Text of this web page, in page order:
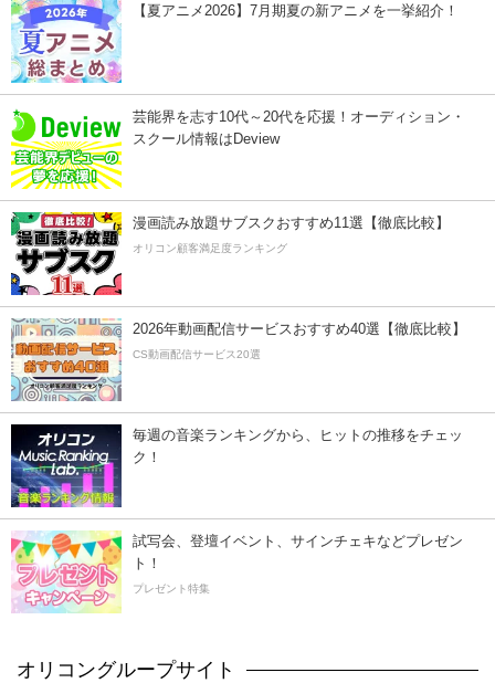
【夏アニメ2026】7月期夏の新アニメを一挙紹介！
芸能界を志す10代～20代を応援！オーディション・
スクール情報はDeview
漫画読み放題サブスクおすすめ11選【徹底比較】
オリコン顧客満足度ランキング
2026年動画配信サービスおすすめ40選【徹底比較】
CS動画配信サービス20選
毎週の音楽ランキングから、ヒットの推移をチェッ
ク！
試写会、登壇イベント、サインチェキなどプレゼン
ト！
プレゼント特集
オリコングループサイト